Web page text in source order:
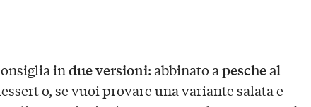
indue versioni: abbinato apesche al
o, se vuoi provare una variante salata e